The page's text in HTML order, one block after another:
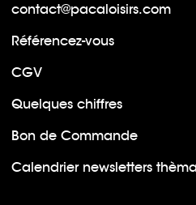
contact@pacaloisirs.com
Référencez-vous
CGV
Quelques chiffres
Bon de Commande
Calendrier newsletters